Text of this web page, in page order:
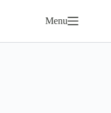
Menu